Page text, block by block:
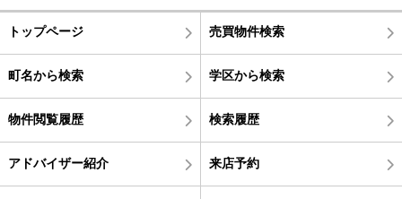
トップページ 売買物件検索
町名から検索 学区から検索
物件閲覧履歴 検索履歴
アドバイザー紹介 来店予約